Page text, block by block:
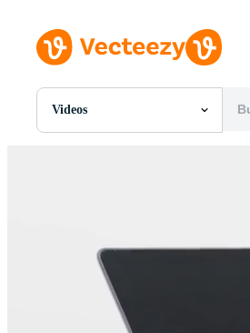
Videos
Todas Imágenes
Vectores
Videos
Gráficos en Movimiento
Imágenes Editoriales
Eventos Editoriales